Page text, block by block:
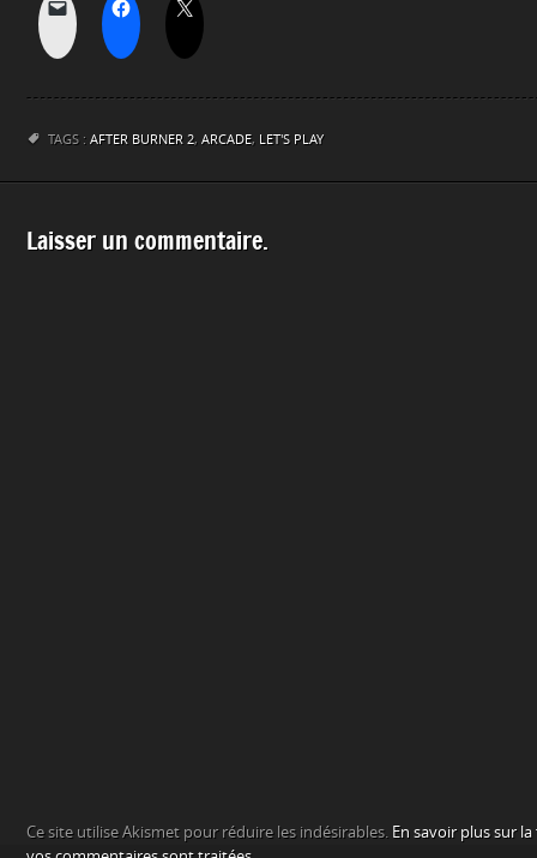
TAGS : AFTER BURNER 2, ARCADE, LET'S PLAY
Laisser un commentaire.
Ce site utilise Akismet pour réduire les indésirables. En savoir plus sur